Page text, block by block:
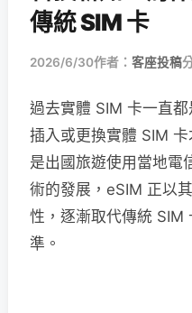
傳統 SIM 卡
2026/6/30作者： 客座投稿
過去實體 SIM 卡一直
插入或更換實體 SIM
是出國旅遊使用當地電
術的發展，eSIM 正以
性，逐漸取代傳統 SIM
準。